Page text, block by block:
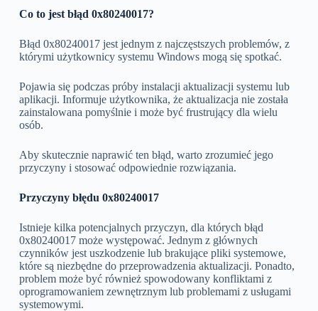
Co to jest błąd 0x80240017?
Błąd 0x80240017 jest jednym z najczęstszych problemów, z
którymi użytkownicy systemu Windows mogą się spotkać.
Pojawia się podczas próby instalacji aktualizacji systemu lub
aplikacji. Informuje użytkownika, że aktualizacja nie została
zainstalowana pomyślnie i może być frustrujący dla wielu
osób.
Aby skutecznie naprawić ten błąd, warto zrozumieć jego
przyczyny i stosować odpowiednie rozwiązania.
Przyczyny błędu 0x80240017
Istnieje kilka potencjalnych przyczyn, dla których błąd
0x80240017 może występować. Jednym z głównych
czynników jest uszkodzenie lub brakujące pliki systemowe,
które są niezbędne do przeprowadzenia aktualizacji. Ponadto,
problem może być również spowodowany konfliktami z
oprogramowaniem zewnętrznym lub problemami z usługami
systemowymi.